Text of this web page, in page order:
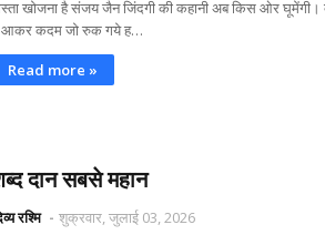
खोजना है संजय जैन जिंदगी की कहानी अब किस ओर घूमेंगी।
आकर कदम जो रुक गये ह…
Read more »
दान सबसे महान
रश्मि
शुक्रवार, जुलाई 03, 2026